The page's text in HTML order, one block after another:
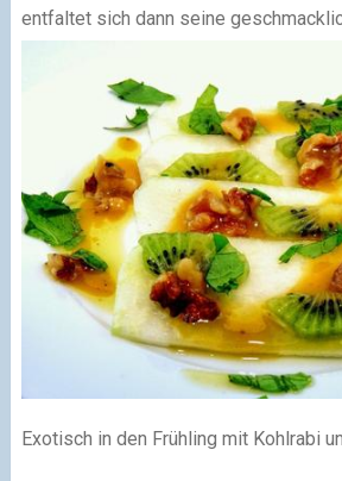
entfaltet sich dann seine
Exotisch in den Frühling mit Kohlrabi